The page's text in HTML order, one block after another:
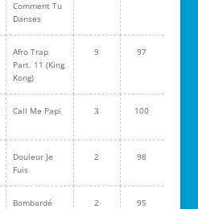
Comment Tu
Danses
Afro Trap
Part. 11 (King
Kong)
9 97
Call Me Papi 3 100
Douleur Je
Fuis
2 98
Bombardé 2 95